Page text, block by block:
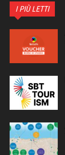
I PIÙ LETTI